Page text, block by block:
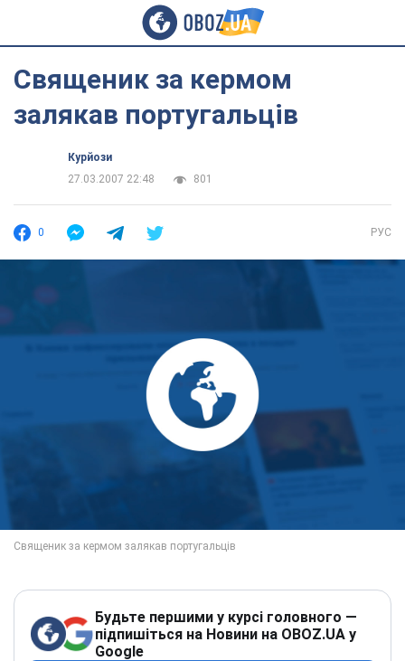
Священик за кермом
залякав португальців
Курйози
27.03.2007 22:48
801
0 РУС
Будьте першими у курсі головного —
підпишіться на Новини на OBOZ.UA у
Google